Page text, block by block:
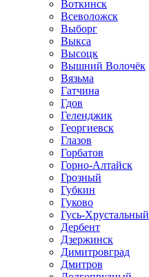
Воткинск
Всеволожск
Выборг
Выкса
Высоцк
Вышний Волочёк
Вязьма
Гатчина
Гдов
Геленджик
Георгиевск
Глазов
Горбатов
Горно-Алтайск
Грозный
Губкин
Гуково
Гусь-Хрустальный
Дербент
Дзержинск
Димитровград
Дмитров